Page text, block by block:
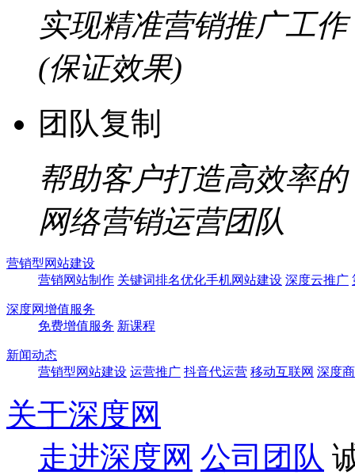
实现精准营销推广工作
(保证效果)
团队复制
帮助客户打造高效率的
网络营销运营团队
营销型网站建设
营销网站制作 关键词排名优化手机网站建设 深度云推广
深度网增值服务
免费增值服务 新课程
新闻动态
营销型网站建设 运营推广 抖音代运营 移动互联网 深度
关于深度网
走进深度网 公司团队